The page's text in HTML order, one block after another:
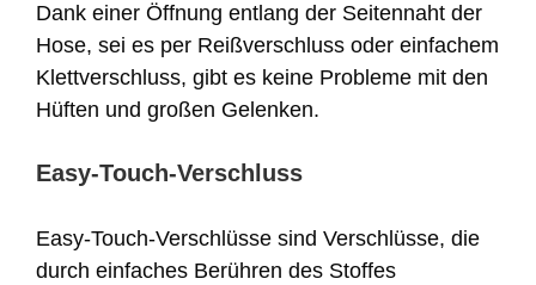
Dank einer Öffnung entlang der Seitennaht der
Hose, sei es per Reißverschluss oder einfachem
Klettverschluss, gibt es keine Probleme mit den
Hüften und großen Gelenken.
Easy-Touch-Verschluss
Easy-Touch-Verschlüsse sind Verschlüsse, die
durch einfaches Berühren des Stoffes